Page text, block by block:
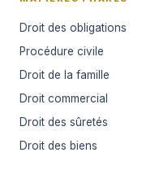
Droit des obligations
Procédure civile
Droit de la famille
Droit commercial
Droit des sûretés
Droit des biens